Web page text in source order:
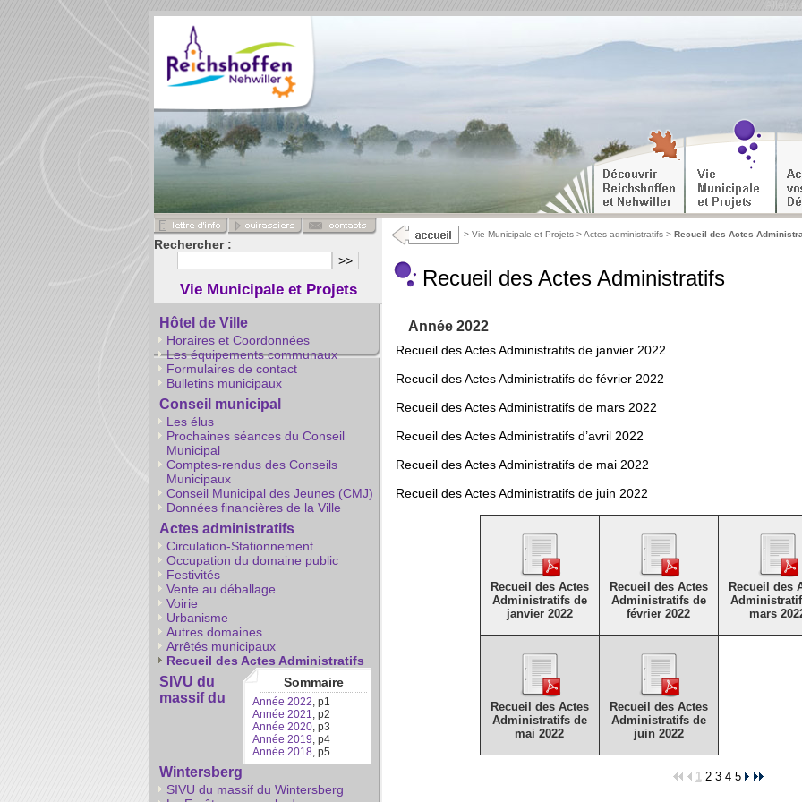
Aller
> Vie Municipale et Projets >Actes administratifs > Recueil des Actes
Recueil des Actes Administratifs
Année 2022
Recueil des Actes Administratifs de janvier 2022
Recueil des Actes Administratifs de février 2022
Recueil des Actes Administratifs de mars 2022
Recueil des Actes Administratifs d’avril 2022
Recueil des Actes Administratifs de mai 2022
Recueil des Actes Administratifs de juin 2022
Recueil des Actes
Administratifs de
janvier 2022
Recueil des Actes
Administratifs de
février 2022
Recueil des
mars
Recueil des Actes
Administratifs de
mai 2022
Recueil des Actes
Administratifs de
juin 2022
1 2 3 4 5
Rechercher :
Vie Municipale et Projets
Hôtel de Ville
Horaires et Coordonnées
Les équipements communaux
Formulaires de contact
Bulletins municipaux
Conseil municipal
Les élus
Prochaines séances du Conseil
Municipal
Comptes-rendus des Conseils
Municipaux
Conseil Municipal des Jeunes (CMJ)
Données financières de la Ville
Actes administratifs
Circulation-Stationnement
Occupation du domaine public
Festivités
Vente au déballage
Voirie
Urbanisme
Autres domaines
Arrêtés municipaux
Recueil des Actes Administratifs
Sommaire
Année 2022, p1
Année 2021, p2
Année 2020, p3
Année 2019, p4
Année 2018, p5
SIVU du
massif du
Wintersberg
SIVU du massif du Wintersberg